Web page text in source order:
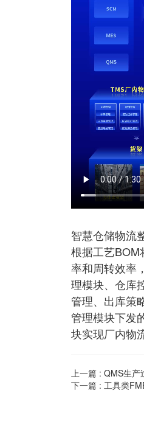
智慧仓储物流
根据工艺BOM
率和周转效率
理模块、仓库
管理、出库策
管理模块下发
块实现厂内物
上一篇 : QMS生产
下一篇 : 工具类